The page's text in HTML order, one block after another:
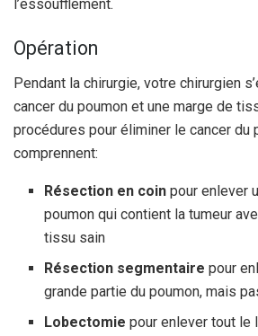
l’essoufflement.
Opération
Pendant la chirurgie, votre chirurgien
cancer du poumon et une marge de
procédures pour éliminer le cancer du
comprennent:
Résection en coin pour enlever
poumon qui contient la tumeur
tissu sain
Résection segmentaire pour
grande partie du poumon, mais
Lobectomie pour enlever tout le